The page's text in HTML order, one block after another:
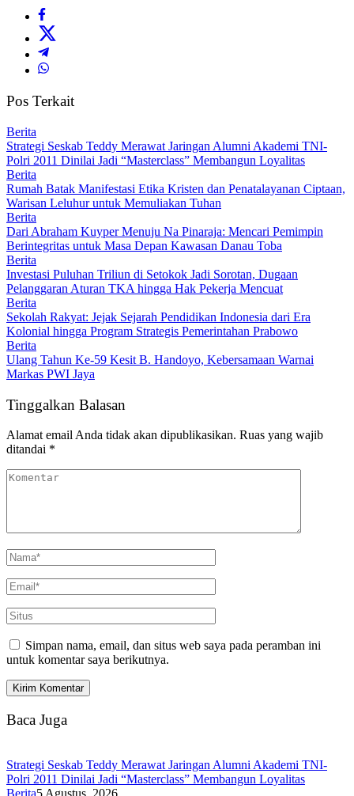
Pos Terkait
Berita
Strategi Seskab Teddy Merawat Jaringan Alumni Akademi TNI-
Polri 2011 Dinilai Jadi “Masterclass” Membangun Loyalitas
Berita
Rumah Batak Manifestasi Etika Kristen dan Penatalayanan Ciptaan,
Warisan Leluhur untuk Memuliakan Tuhan
Berita
Dari Abraham Kuyper Menuju Na Pinaraja: Mencari Pemimpin
Berintegritas untuk Masa Depan Kawasan Danau Toba
Berita
Investasi Puluhan Triliun di Setokok Jadi Sorotan, Dugaan
Pelanggaran Aturan TKA hingga Hak Pekerja Mencuat
Berita
Sekolah Rakyat: Jejak Sejarah Pendidikan Indonesia dari Era
Kolonial hingga Program Strategis Pemerintahan Prabowo
Berita
Ulang Tahun Ke-59 Kesit B. Handoyo, Kebersamaan Warnai
Markas PWI Jaya
Tinggalkan Balasan
Alamat email Anda tidak akan dipublikasikan. Ruas yang wajib
ditandai *
Simpan nama, email, dan situs web saya pada peramban ini
untuk komentar saya berikutnya.
Baca Juga
Strategi Seskab Teddy Merawat Jaringan Alumni Akademi TNI-
Polri 2011 Dinilai Jadi “Masterclass” Membangun Loyalitas
Berita5 Agustus, 2026